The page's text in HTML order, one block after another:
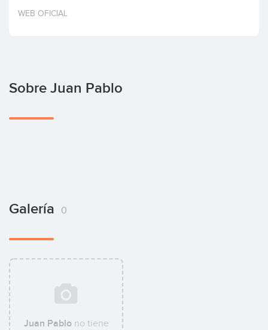
Invertir
WEB OFICIAL
Sobre Juan Pablo
Galería 0
Juan Pablono tiene